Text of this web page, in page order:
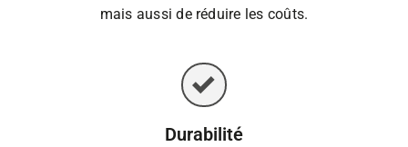
mais aussi de réduire les coûts.
Durabilité